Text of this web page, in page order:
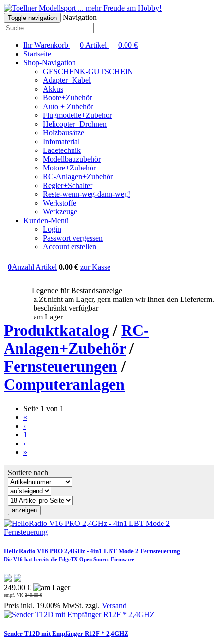
... mehr Freude am Hobby!
Toggle navigation Navigation
Ihr Warenkorb 0 Artikel 0.00 €
Startseite
Shop-Navigation
GESCHENK-GUTSCHEIN
Adapter+Kabel
Akkus
Boote+Zubehör
Auto + Zubehör
Flugmodelle+Zubehör
Helicopter+Drohnen
Holzbausätze
Infomaterial
Ladetechnik
Modellbauzubehör
Motore+Zubehör
RC-Anlagen+Zubehör
Regler+Schalter
Reste-wenn-weg-dann-weg!
Werkstoffe
Werkzeuge
Kunden-Menü
Login
Passwort vergessen
Account erstellen
0Anzahl Artikel 0.00 € zur Kasse
Legende für Bestandsanzeige
z.Zt.nicht am Lager, gern mailen wir Ihnen den Lieferterm.
beschränkt verfügbar
am Lager
Produktkatalog/ RC-
Anlagen+Zubehör/
Fernsteuerungen/
Computeranlagen
Seite 1 von 1
«
‹
1
›
»
Sortiere nach
HelloRadio V16 PRO 2,4GHz - 4in1 LBT Mode 2 Fernsteuerung
Die V16 hat bereits die EdgeTX Open Source Firmware
249.00 €
empf. VK 249.00 €
Preis inkl. 19.00% MwSt. zzgl. Versand
Sender T12D mit Empfänger R12F * 2,4GHZ